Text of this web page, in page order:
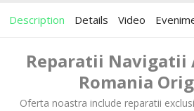
Description Details Video
Reparatii Navigatii
Romania
Oferta noastra include reparatii